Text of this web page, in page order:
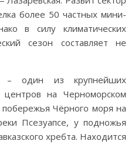
более 50 частных мини-
в силу климатических
сезон составляет не
– один из крупнейших
центров на Черноморском
Чёрного моря на
Псезуапсе, у подножья
хребта. Находится